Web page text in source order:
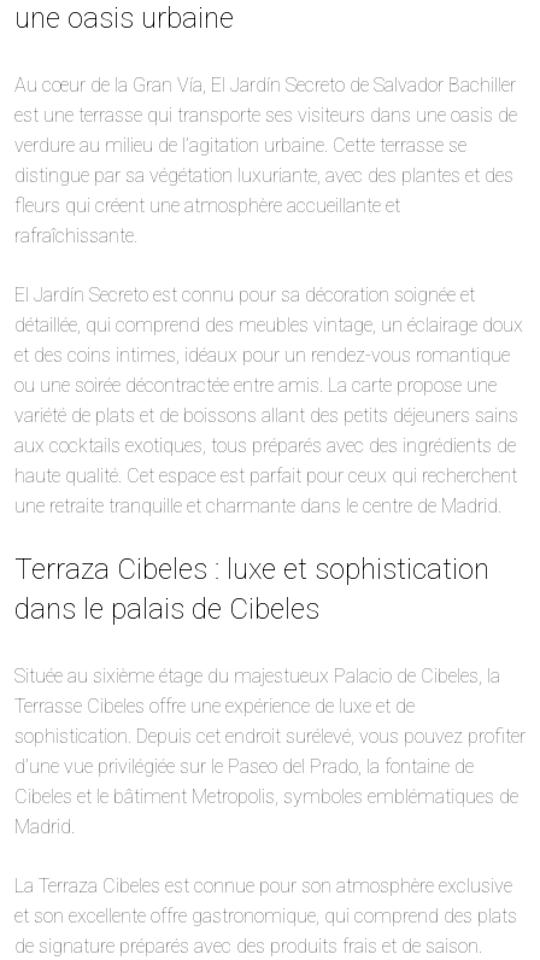
une oasis urbaine
Au cœur de la Gran Vía, El Jardín Secreto de Salvador Bachiller
est une terrasse qui transporte ses visiteurs dans une oasis de
verdure au milieu de l’agitation urbaine. Cette terrasse se
distingue par sa végétation luxuriante, avec des plantes et des
fleurs qui créent une atmosphère accueillante et
rafraîchissante.
El Jardín Secreto est connu pour sa décoration soignée et
détaillée, qui comprend des meubles vintage, un éclairage doux
et des coins intimes, idéaux pour un rendez-vous romantique
ou une soirée décontractée entre amis. La carte propose une
variété de plats et de boissons allant des petits déjeuners sains
aux cocktails exotiques, tous préparés avec des ingrédients de
haute qualité. Cet espace est parfait pour ceux qui recherchent
une retraite tranquille et charmante dans le centre de Madrid.
Terraza Cibeles : luxe et sophistication
dans le palais de Cibeles
Située au sixième étage du majestueux Palacio de Cibeles, la
Terrasse Cibeles offre une expérience de luxe et de
sophistication. Depuis cet endroit surélevé, vous pouvez profiter
d’une vue privilégiée sur le Paseo del Prado, la fontaine de
Cibeles et le bâtiment Metropolis, symboles emblématiques de
Madrid.
La Terraza Cibeles est connue pour son atmosphère exclusive
et son excellente offre gastronomique, qui comprend des plats
de signature préparés avec des produits frais et de saison.